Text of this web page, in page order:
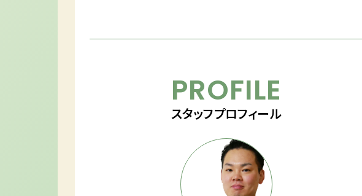
PROFILE
スタッフプロフィール